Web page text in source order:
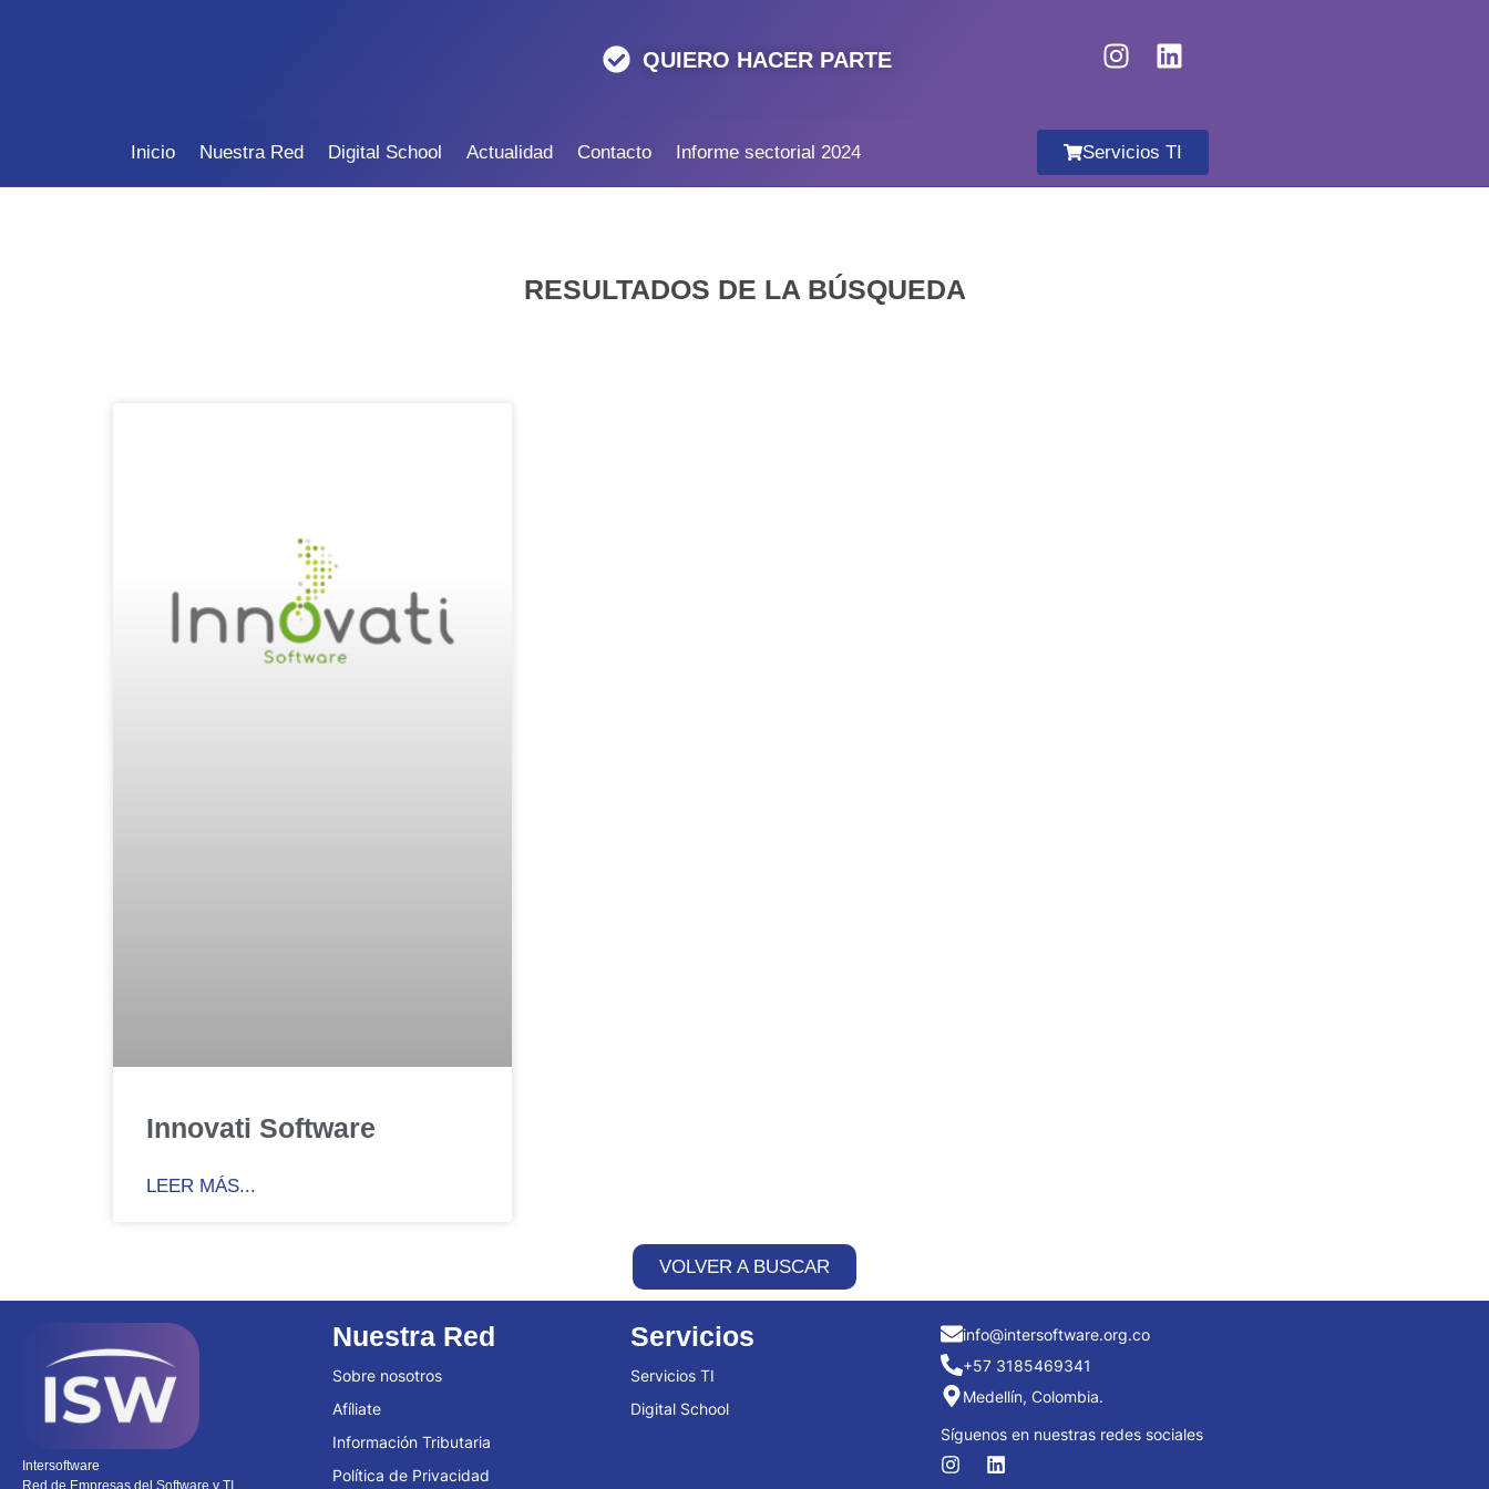
QUIERO HACER PARTE
Inicio Nuestra Red Digital School Actualidad Contacto Informe sectorial 2024 Servicios TI
RESULTADOS DE LA BÚSQUEDA
Innovati Software
LEER MÁS...
VOLVER A BUSCAR
Intersoftware
Red de Empresas del Software y TI
Nuestra Red
Sobre nosotros
Afíliate
Información Tributaria
Política de Privacidad
Servicios
Servicios TI
Digital School
info@intersoftware.org.co
+57 3185469341
Medellín, Colombia.
Síguenos en nuestras redes sociales